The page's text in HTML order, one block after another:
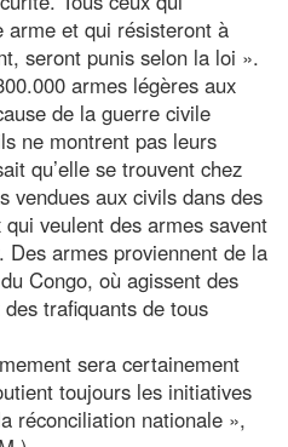
arme et qui résisteront à
seront punis selon la loi ».
armes légères aux
de la guerre civile
ne montrent pas leurs
qu’elle se trouvent chez
vendues aux civils dans des
veulent des armes savent
Des armes proviennent de la
Congo, où agissent des
trafiquants de tous
sera certainement
toujours les initiatives
réconciliation nationale »,